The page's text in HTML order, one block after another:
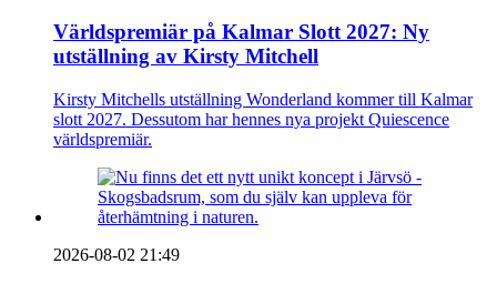
Världspremiär på Kalmar Slott 2027: Ny
utställning av Kirsty Mitchell
Kirsty Mitchells utställning Wonderland kommer till Kalmar
slott 2027. Dessutom har hennes nya projekt Quiescence
världspremiär.
2026-08-02 21:49